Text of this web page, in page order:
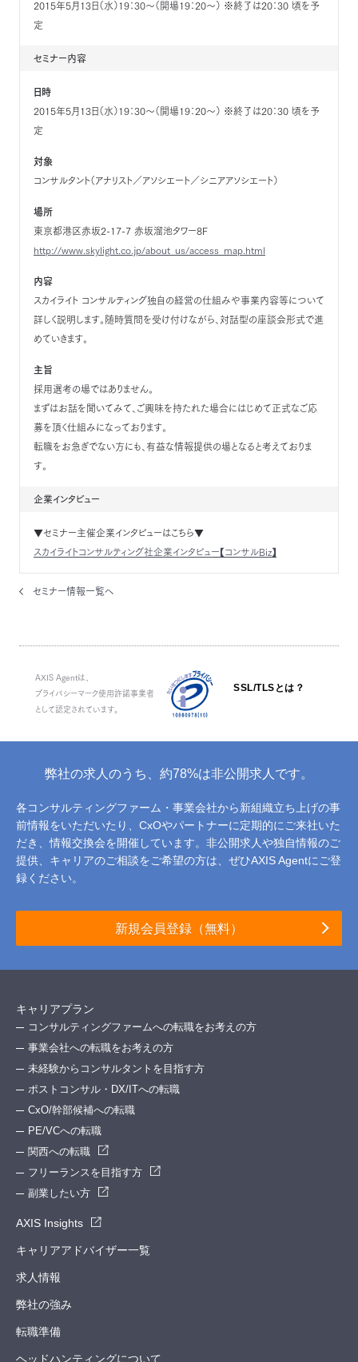
2015年5月13日（水）19：30～（開場19：20～） ※終了は20：30 頃を予
定
セミナー内容
日時
2015年5月13日（水）19：30～（開場19：20～） ※終了は20：30 頃を予
定
対象
コンサルタント（アナリスト／アソシエート／シニアアソシエート）
場所
東京都港区赤坂2-17-7 赤坂溜池タワー8F
http://www.skylight.co.jp/about_us/access_map.html
内容
スカイライト コンサルティング独自の経営の仕組みや事業内容等について
詳しく説明します。随時質問を受け付けながら、対話型の座談会形式で進
めていきます。
主旨
採用選考の場ではありません。
まずはお話を聞いてみて、ご興味を持たれた場合にはじめて正式なご応
募を頂く仕組みになっております。
転職をお急ぎでない方にも、有益な情報提供の場となると考えておりま
す。
企業インタビュー
▼セミナー主催企業インタビューはこちら▼
スカイライトコンサルティング社企業インタビュー【コンサルBiz】
セミナー情報一覧へ
AXIS Agentは、
プライバシーマーク使用許諾事業者
として認定されています。
SSL/TLSとは？
弊社の求人のうち、約78%は非公開求人です。
各コンサルティングファーム・事業会社から新組織立ち上げの事
前情報をいただいたり、 CxOやパートナーに定期的にご来社いた
だき、情報交換会を開催しています。 非公開求人や独自情報のご
提供、キャリアのご相談をご希望の方は、ぜひAXIS Agentにご登
録ください。
新規会員登録（無料）
キャリアプラン
コンサルティングファームへの転職をお考えの方
事業会社への転職をお考えの方
未経験からコンサルタントを目指す方
ポストコンサル・DX/ITへの転職
CxO/幹部候補への転職
PE/VCへの転職
関西への転職
フリーランスを目指す方
副業したい方
AXIS Insights
キャリアアドバイザー一覧
求人情報
弊社の強み
転職準備
ヘッドハンティングについて